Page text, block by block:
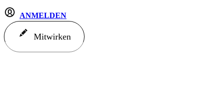
ANMELDEN
Mitwirken